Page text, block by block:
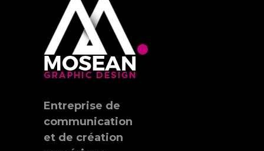
Entreprise de
communication
et de création